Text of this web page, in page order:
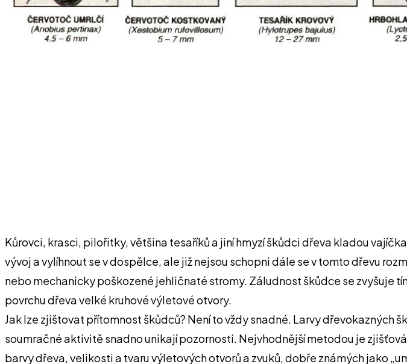
Kůrovci, krasci, pilořitky, většina tesaříků a jiní hmyzí škůdci dřeva kladou
vývoj a vylíhnout se v dospělce, ale již nejsou schopni dále se v tomto dřevu
nebo mechanicky poškozené jehličnaté stromy. Záludnost škůdce se zvyšuje
povrchu dřeva velké kruhové výletové otvory.
Jak lze zjištovat přítomnost škůdců? Není to vždy snadné. Larvy dřevokazných
soumračné aktivitě snadno unikají pozornosti. Nejvhodnější metodou je
barvy dřeva, velikosti a tvaru výletových otvorů a zvuků, dobře známých jako